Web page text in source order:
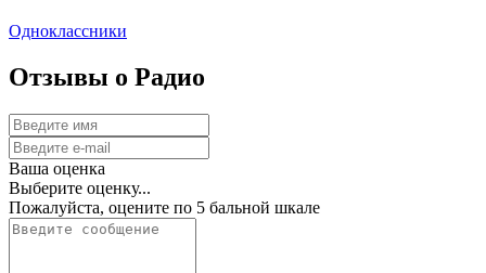
Одноклассники
Отзывы о Радио
Ваша оценка
Выберите оценку...
Пожалуйста, оцените по 5 бальной шкале